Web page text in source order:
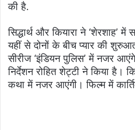
की है.
सिद्धार्थ और कियारा ने ‘शेरशाह’
यहीं से दोनों के बीच प्यार की
सीरीज ‘इंडियन पुलिस’ में नजर
निर्देशन रोहित शेट्टी ने किया है।
कथा में नजर आएंगी। फिल्म में